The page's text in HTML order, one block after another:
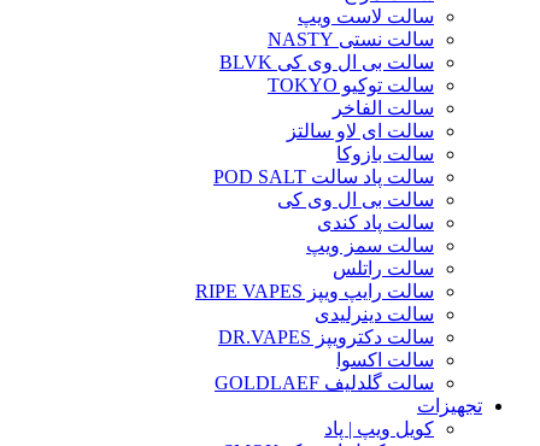
سالت لاست ویپ
سالت نستی NASTY
سالت بی ال وی کی BLVK
سالت توکیو TOKYO
سالت الفاخر
سالت ای لاو سالتز
سالت بازوکا
سالت پاد سالت POD SALT
سالت بی ال وی کی
سالت پاد کندی
سالت سمز ویپ
سالت راتلس
سالت رایپ ویپز RIPE VAPES
سالت دینرلیدی
سالت دکترویپز DR.VAPES
سالت اکسوا
سالت گلدلیف GOLDLAEF
تجهیزات
کویل ویپ | پاد